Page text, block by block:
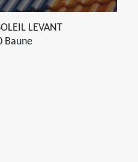
LEVANT
Baune